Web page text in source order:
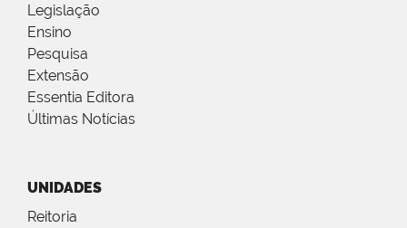
Legislação
Ensino
Pesquisa
Extensão
Essentia Editora
Últimas Notícias
UNIDADES
Reitoria